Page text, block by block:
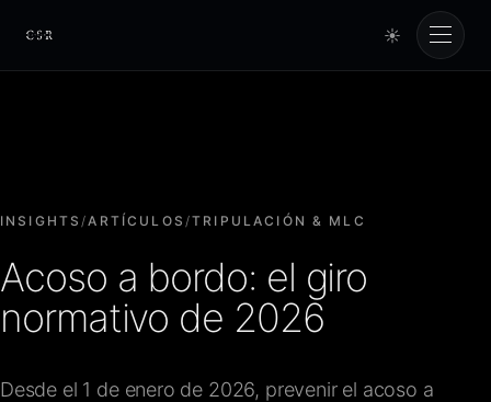
Cursorio
☀
Cursorio Manager
Herramientas
INSIGHTS/ARTÍCULOS /TRIPULACIÓN & MLC
Acoso a bordo: el giro
normativo de 2026
Desde el 1 de enero de 2026, prevenir el acoso a